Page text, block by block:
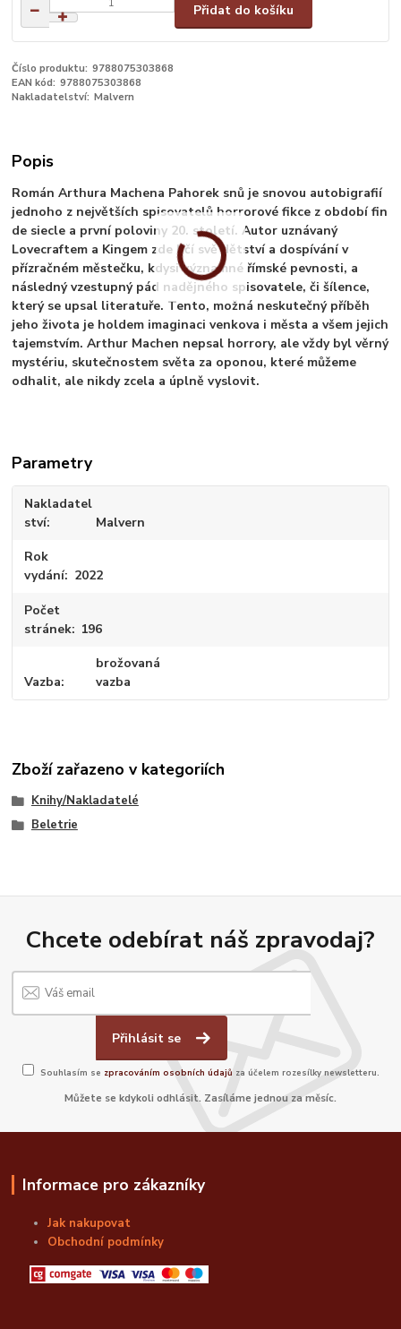
Přidat do košíku
Číslo produktu: 9788075303868
EAN kód: 9788075303868
Nakladatelství: Malvern
Popis
Román Arthura Machena Pahorek snů je snovou autobigrafií
jednoho z největších spisovatelů horrorové fikce z období fin
de siecle a první poloviny 20. století. Autor uznávaný
Lovecraftem a Kingem zde líčí svě dětství a dospívání v
přízračném městečku, kdysi významné římské pevnosti, a
následný vzestupný pád nadějného spisovatele, či šílence,
který se upsal literatuře. Tento, možná neskutečný příběh
jeho života je holdem imaginaci venkova i města a všem jejich
tajemstvím. Arthur Machen nepsal horrory, ale vždy byl věrný
mystériu, skutečnostem světa za oponou, které můžeme
odhalit, ale nikdy zcela a úplně vyslovit.
Parametry
Nakladatel
ství
Malvern
Rok
vydání
2022
Počet
stránek
196
Vazba
brožovaná
vazba
Zboží zařazeno v kategoriích
Knihy/Nakladatelé
Beletrie
Chcete odebírat náš zpravodaj?
Přihlásit se
Souhlasím se zpracováním osobních údajů za účelem rozesílky newsletteru.
Můžete se kdykoli odhlásit. Zasíláme jednou za měsíc.
Informace pro zákazníky
Jak nakupovat
Obchodní podmínky